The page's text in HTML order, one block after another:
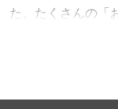
た、たくさんの「
と”できるお弁当
らも、そんなお弁